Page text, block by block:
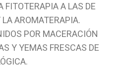
FITOTERAPIA A LAS DE
AROMATERAPIA.
POR MACERACIÓN
Y YEMAS FRESCAS DE